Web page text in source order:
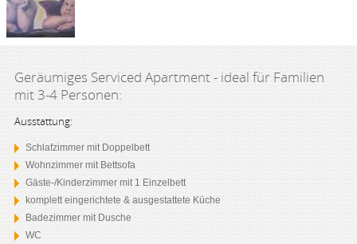
Geräumiges Serviced Apartment - ideal für Familien
mit 3-4 Personen:
Ausstattung:
Schlafzimmer mit Doppelbett
Wohnzimmer mit Bettsofa
Gäste-/Kinderzimmer mit 1 Einzelbett
komplett eingerichtete & ausgestattete Küche
Badezimmer mit Dusche
WC